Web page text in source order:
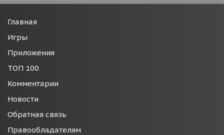
Главная
Игры
Приложения
ТОП 100
Комментарии
Новости
Обратная связь
Правообладателям